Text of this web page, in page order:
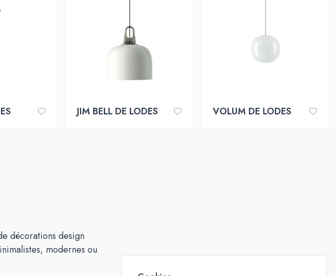
JIM BELL DE LODES VOLUM DE LODES
décorations design
modernes ou